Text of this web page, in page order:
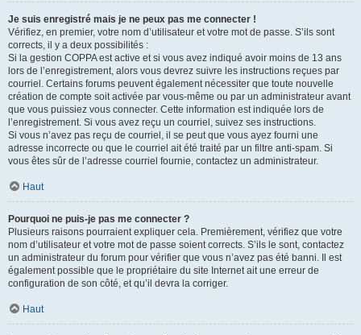
Je suis enregistré mais je ne peux pas me connecter !
Vérifiez, en premier, votre nom d’utilisateur et votre mot de passe. S’ils sont
corrects, il y a deux possibilités :
Si la gestion COPPA est active et si vous avez indiqué avoir moins de 13 ans
lors de l’enregistrement, alors vous devrez suivre les instructions reçues par
courriel. Certains forums peuvent également nécessiter que toute nouvelle
création de compte soit activée par vous-même ou par un administrateur avant
que vous puissiez vous connecter. Cette information est indiquée lors de
l’enregistrement. Si vous avez reçu un courriel, suivez ses instructions.
Si vous n’avez pas reçu de courriel, il se peut que vous ayez fourni une
adresse incorrecte ou que le courriel ait été traité par un filtre anti-spam. Si
vous êtes sûr de l’adresse courriel fournie, contactez un administrateur.
Haut
Pourquoi ne puis-je pas me connecter ?
Plusieurs raisons pourraient expliquer cela. Premièrement, vérifiez que votre
nom d’utilisateur et votre mot de passe soient corrects. S’ils le sont, contactez
un administrateur du forum pour vérifier que vous n’avez pas été banni. Il est
également possible que le propriétaire du site Internet ait une erreur de
configuration de son côté, et qu’il devra la corriger.
Haut